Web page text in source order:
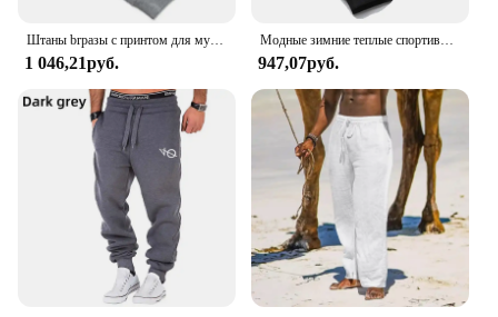
Штаны brразы с принтом для мужчин и женщин, спортивные мешковатые штаны с карманами для бега, тренировочный костюм для спортзала, джоггеры, спортивные штаны на шнурке для пар
1 046,21руб.
Модные зимние теплые спортивные брюки с надписью, мужские повседневные джоггеры, брюки, мужские Модные свободные мягкие брюки
947,07руб.